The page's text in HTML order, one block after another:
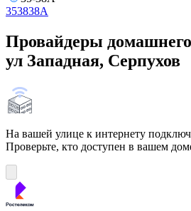
353838А
Провайдеры
ул Западная, Серпухов
На вашей улице к интернету
Проверьте, кто доступен в вашем